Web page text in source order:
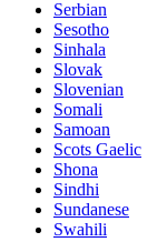
Serbian
Sesotho
Sinhala
Slovak
Slovenian
Somali
Samoan
Scots Gaelic
Shona
Sindhi
Sundanese
Swahili